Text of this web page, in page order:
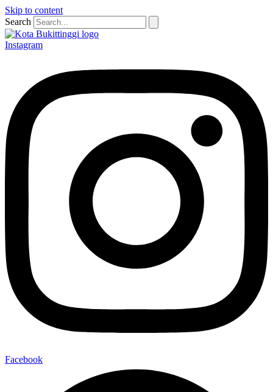
Skip to content
Search
Instagram
Facebook